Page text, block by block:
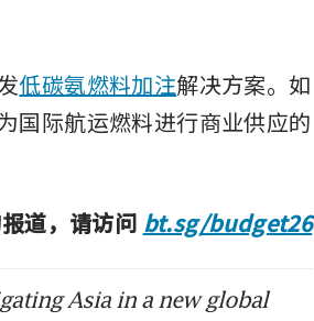
Efficiency Grant;
expected to rise in
up to S$400 special
portfolios for those
低碳氨燃料加注解决方案。如
国际航运燃料进行商业供应的
道，请访问 bt.sg/budget26
Asia in a new global